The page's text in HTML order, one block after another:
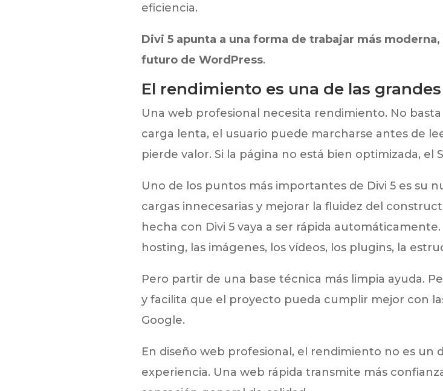
eficiencia.
Divi 5 apunta a una forma de trabajar más
futuro de WordPress.
El rendimiento es una de las grandes
Una web profesional necesita rendimiento. No
carga lenta, el usuario puede marcharse antes de
pierde valor. Si la página no está bien optimizada, el
Uno de los puntos más importantes de Divi 5 es su
cargas innecesarias y mejorar la fluidez del
hecha con Divi 5 vaya a ser rápida
hosting, las imágenes, los vídeos, los plugins, la
Pero partir de una base técnica más limpia ayuda.
y facilita que el proyecto pueda cumplir mejor con
Google.
En diseño web profesional, el rendimiento no es un
experiencia. Una web rápida transmite más